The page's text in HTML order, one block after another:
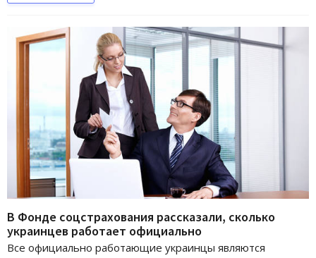
В Фонде соцстрахования рассказали, сколько
украинцев работает официально
Все официально работающие украинцы являются